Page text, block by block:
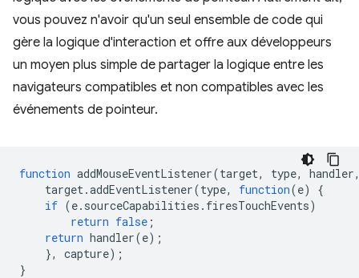
vous pouvez n'avoir qu'un seul ensemble de code qui
gère la logique d'interaction et offre aux développeurs
un moyen plus simple de partager la logique entre les
navigateurs compatibles et non compatibles avec les
événements de pointeur.
function addMouseEventListener(target, type, handler
target.addEventListener(type, function(e)
{
if (e. sourceCapabilities . firesTouchEvents)
return false ;
return handler(e);
},
capture);
}